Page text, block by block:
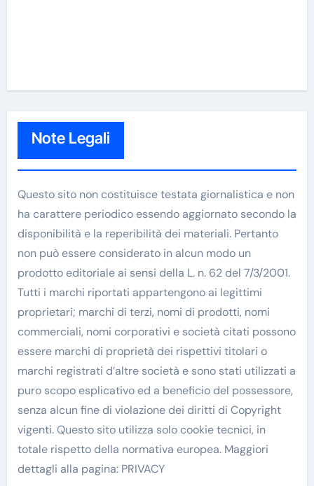
Note Legali
Questo sito non costituisce testata giornalistica e non
ha carattere periodico essendo aggiornato secondo la
disponibilità e la reperibilità dei materiali. Pertanto
non può essere considerato in alcun modo un
prodotto editoriale ai sensi della L. n. 62 del 7/3/2001.
Tutti i marchi riportati appartengono ai legittimi
proprietari; marchi di terzi, nomi di prodotti, nomi
commerciali, nomi corporativi e società citati possono
essere marchi di proprietà dei rispettivi titolari o
marchi registrati d’altre società e sono stati utilizzati a
puro scopo esplicativo ed a beneficio del possessore,
senza alcun fine di violazione dei diritti di Copyright
vigenti. Questo sito utilizza solo cookie tecnici, in
totale rispetto della normativa europea. Maggiori
dettagli alla pagina: PRIVACY